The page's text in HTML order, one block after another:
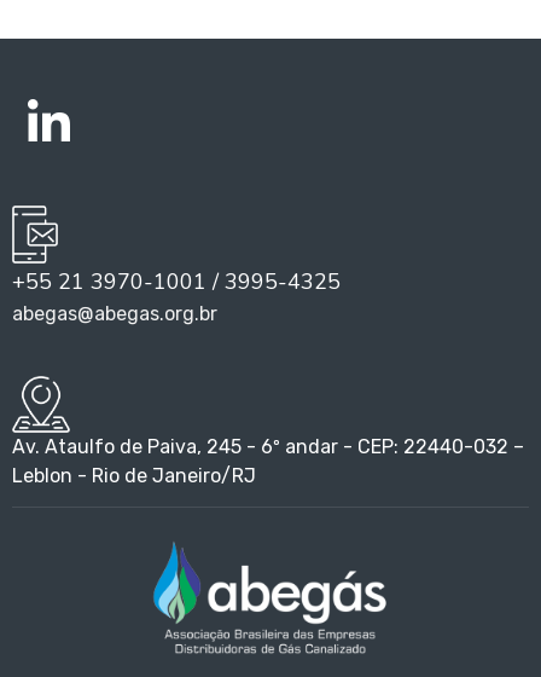
+55 21 3970-1001 / 3995-4325
abegas@abegas.org.br
Av. Ataulfo de Paiva, 245 - 6º andar - CEP: 22440-032 –
Leblon - Rio de Janeiro/RJ